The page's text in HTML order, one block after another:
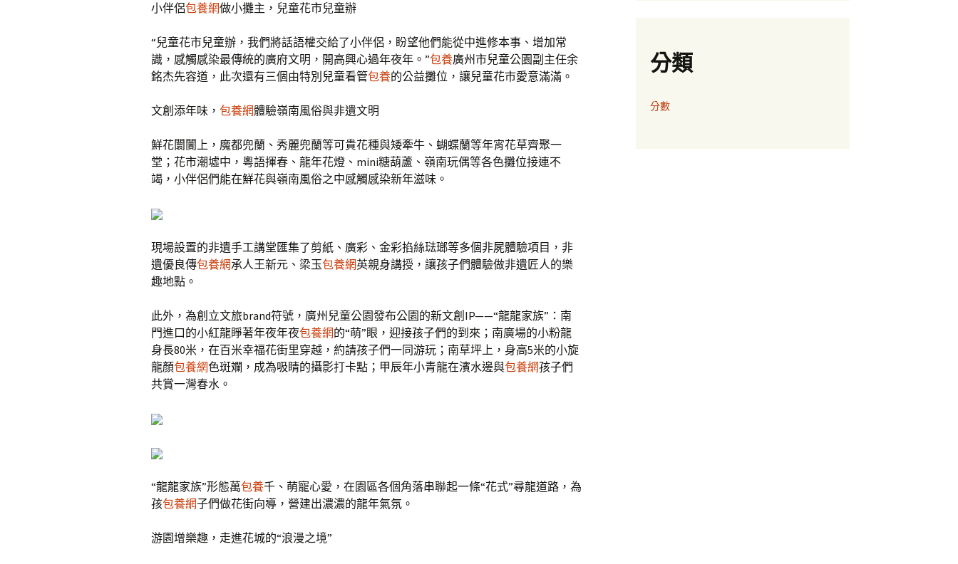
小伴侶包養網做小攤主，兒童花市兒童辦
“兒童花市兒童辦，我們將話語權交給了小伴侶，盼望他們能從中進修本事、增加常
識，感觸感染最傳統的廣府文明，開高興心過年夜年。”包養廣州市兒童公園副主任余
銘杰先容道，此次還有三個由特別兒童看管包養的公益攤位，讓兒童花市愛意滿滿。
文創添年味， 包養網體驗嶺南風俗與非遺文明
鮮花闤闠上，魔都兜蘭、秀麗兜蘭等可貴花種與矮牽牛、蝴蝶蘭等年宵花草齊聚一
堂；花市潮墟中，粵語揮春、龍年花燈、mini糖葫蘆、嶺南玩偶等各色攤位接連不
竭，小伴侶們能在鮮花與嶺南風俗之中感觸感染新年滋味。
現場設置的非遺手工講堂匯集了剪紙、廣彩、金彩掐絲琺瑯等多個非屍體驗項目，非
遺優良傳包養網承人王新元、梁玉包養網英親身講授，讓孩子們體驗做非遺匠人的樂
趣地點。
此外，為創立文旅brand符號，廣州兒童公園發布公園的新文創IP——“龍龍家族”：南
門進口的小紅龍睜著年夜年夜包養網的“萌”眼，迎接孩子們的到來；南廣場的小粉龍
身長80米，在百米幸福花街里穿越，約請孩子們一同游玩；南草坪上，身高5米的小旋
龍顏包養網色斑斕，成為吸睛的攝影打卡點；甲辰年小青龍在濱水邊與包養網孩子們
共賞一灣春水。
“龍龍家族”形態萬包養千、萌寵心愛，在園區各個角落串聯起一條“花式”尋龍道路，為
孩包養網子們做花街向導，營建出濃濃的龍年氣氛。
游園增樂趣，走進花城的“浪漫之境”
分類
分數